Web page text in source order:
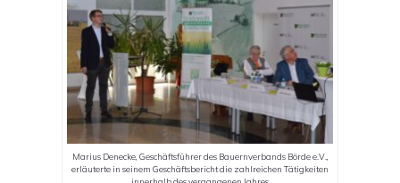
Marius Denecke, Geschäftsführer des Bauernverbands Börde e.V.,
erläuterte in seinem Geschäftsbericht die zahlreichen Tätigkeiten